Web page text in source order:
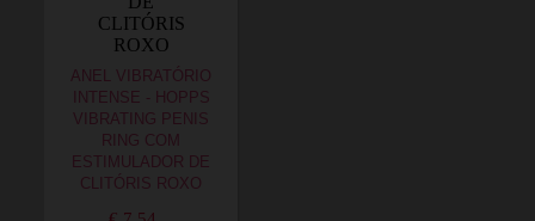
ANEL VIBRATÓRIO
INTENSE - HOPPS
VIBRATING PENIS
RING COM
ESTIMULADOR DE
CLITÓRIS ROXO